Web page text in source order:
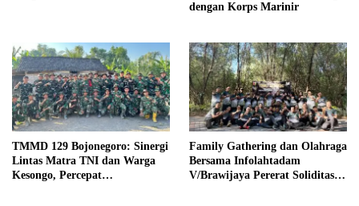
dengan Korps Marinir
TMMD 129 Bojonegoro: Sinergi
Lintas Matra TNI dan Warga
Kesongo, Percepat
Family Gathering dan Olahraga
Bersama Infolahtadam
V/Brawijaya Pererat Soliditas